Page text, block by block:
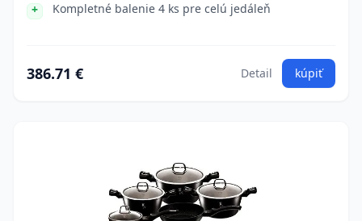
Kompletné balenie 4 ks pre celú jedáleň
386.71 € Detail kúpiť